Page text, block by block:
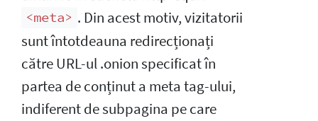
<meta> . Din acest motiv, vizitatorii
sunt întotdeauna redirecționați
către URL-ul .onion specificat în
partea de conținut a meta tag-ului,
indiferent de subpagina pe care